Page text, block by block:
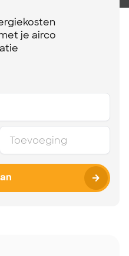
je airco